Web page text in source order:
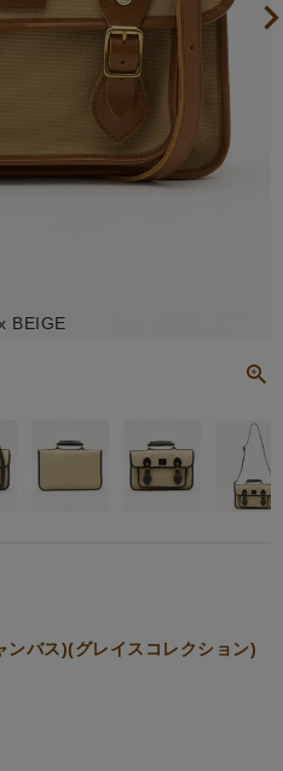
BEIGE
バス)(グレイスコレクション)